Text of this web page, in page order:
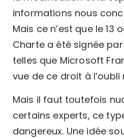
informations nous
Mais ce n’est que le 13
Charte a été signée
telles que Microsoft
vue de ce droit à l’oubli
Mais il faut toutefois
certains experts, ce
dangereux. Une idée